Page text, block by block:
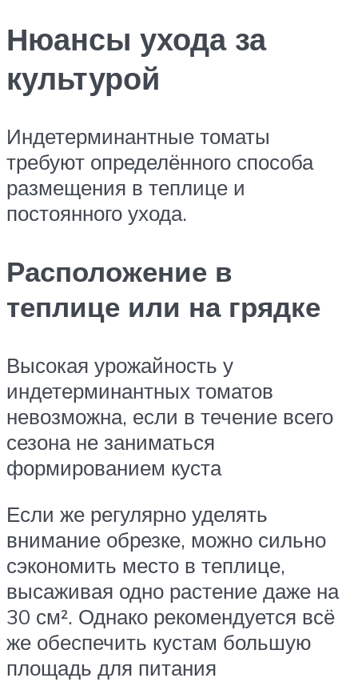
Нюансы ухода за
культурой
Индетерминантные томаты
требуют определённого способа
размещения в теплице и
постоянного ухода.
Расположение в
теплице или на грядке
Высокая урожайность у
индетерминантных томатов
невозможна, если в течение всего
сезона не заниматься
формированием куста
Если же регулярно уделять
внимание обрезке, можно сильно
сэкономить место в теплице,
высаживая одно растение даже на
30 см². Однако рекомендуется всё
же обеспечить кустам большую
площадь для питания